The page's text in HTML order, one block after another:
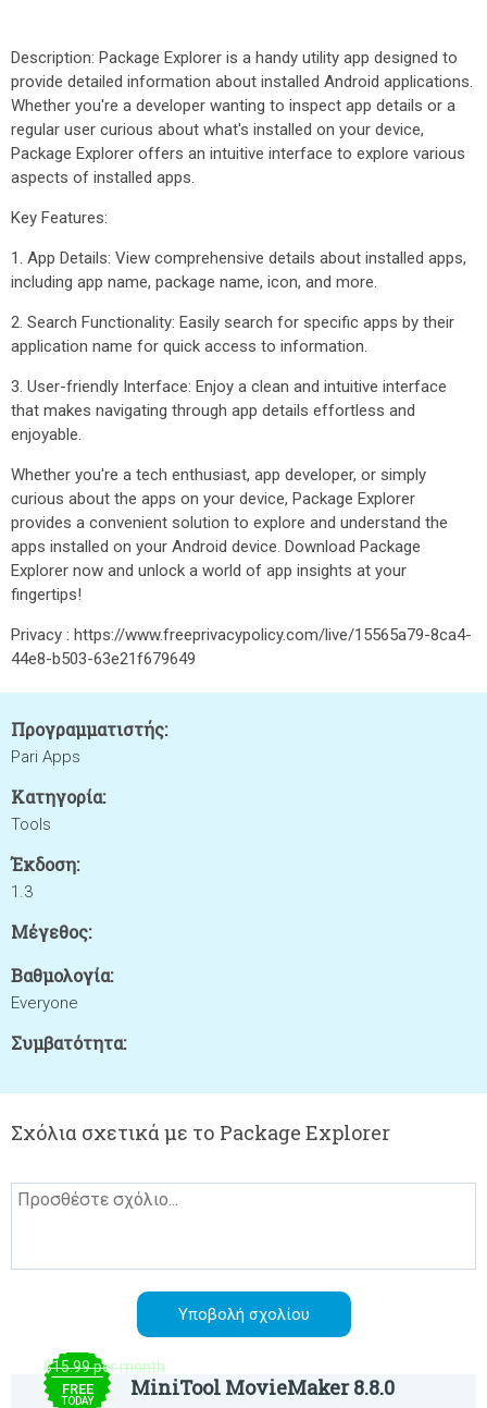
Description: Package Explorer is a handy utility app designed to
provide detailed information about installed Android applications.
Whether you're a developer wanting to inspect app details or a
regular user curious about what's installed on your device,
Package Explorer offers an intuitive interface to explore various
aspects of installed apps.
Key Features:
1. App Details: View comprehensive details about installed apps,
including app name, package name, icon, and more.
2. Search Functionality: Easily search for specific apps by their
application name for quick access to information.
3. User-friendly Interface: Enjoy a clean and intuitive interface
that makes navigating through app details effortless and
enjoyable.
Whether you're a tech enthusiast, app developer, or simply
curious about the apps on your device, Package Explorer
provides a convenient solution to explore and understand the
apps installed on your Android device. Download Package
Explorer now and unlock a world of app insights at your
fingertips!
Privacy : https://www.freeprivacypolicy.com/live/15565a79-8ca4-
44e8-b503-63e21f679649
Προγραμματιστής:
Pari Apps
Κατηγορία:
Tools
Έκδοση:
1.3
Μέγεθος:
Βαθμολογία:
Everyone
Συμβατότητα:
Σχόλια σχετικά με το Package Explorer
$15.99 per month
FREE
TODAY
MiniTool MovieMaker 8.8.0